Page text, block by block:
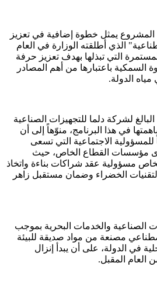
المشروع يمثل خطوة إضافية في تعزيز
الذي أطلقته الوزارة في العام
التي تبذلها بهدف تعزيز حرفة
السمكية باعتبارها من أهم المصادر
مياه الدولة.
لشركة دلما للتجهيزات الصناعية
في هذا البرنامج، منوّهاً إلى أن
الاجتماعية التي تسعى
مؤسسات القطاع الخاص، حيث
مسؤولية عقد شراكات بناءة واتخاذ
التقنيات الخضراء وضمان مستقبل زاهر
الصناعية والخدمات البحرية بموجب
200 كهف اصطناعي مصنعة من مواد صديقة للبيئة
في الدولة، على أن يبدأ إنزال
العام المقبل.